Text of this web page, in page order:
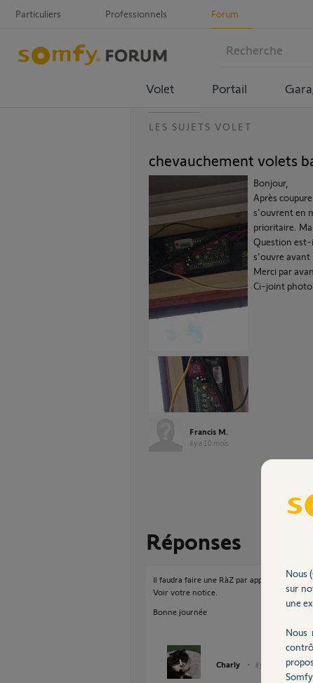
Particuliers Professionnels Forum
Volet Portail
LES SUJETS VOLET
chevauchement volets
Bonjour,
Après
s'ouvrent en
prioritaire.
Question est-
s'ouvre avant
Merci par
Ci-joint photo
Francis M.
il y a 10 mois
Réponses
Il faudra faire une RàZ par appui long sur
Voir votre notice.
Bonne journée
Charly il y a 10 mois
Nous
sur
une
Nous